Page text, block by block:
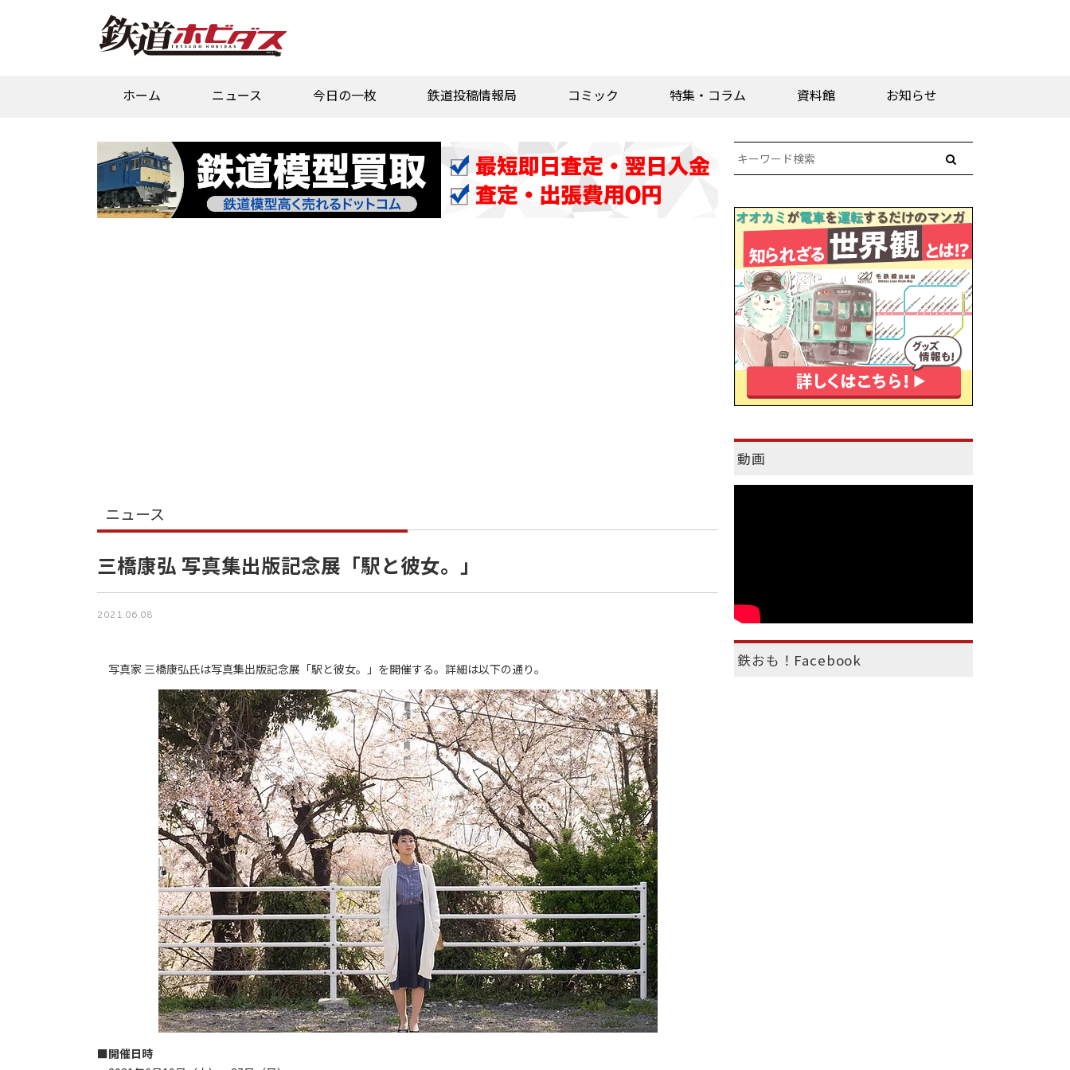
ホーム ニュース 今日の一枚 鉄道投稿情報局 コミック 特集・コラム 資料館 お知らせ
ニュース
三橋康弘 写真集出版記念展「駅と彼女。」
2021.06.08
写真家 三橋康弘氏は写真集出版記念展「駅と彼女。」を開催する。詳細は以下の通り。
■開催日時
動画
鉄おも！Facebook